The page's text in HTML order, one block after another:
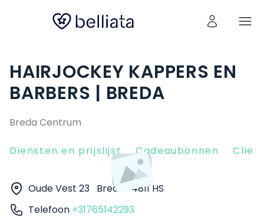
HAIRJOCKEY KAPPERS EN
BARBERS | BREDA
Breda Centrum
Diensten en prijslijst Cadeaubonnen
Oude Vest 23 Breda
4811 HS
Telefoon +31765142293